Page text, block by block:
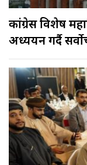
कांग्रेस विशेष
अध्ययन गर्दै